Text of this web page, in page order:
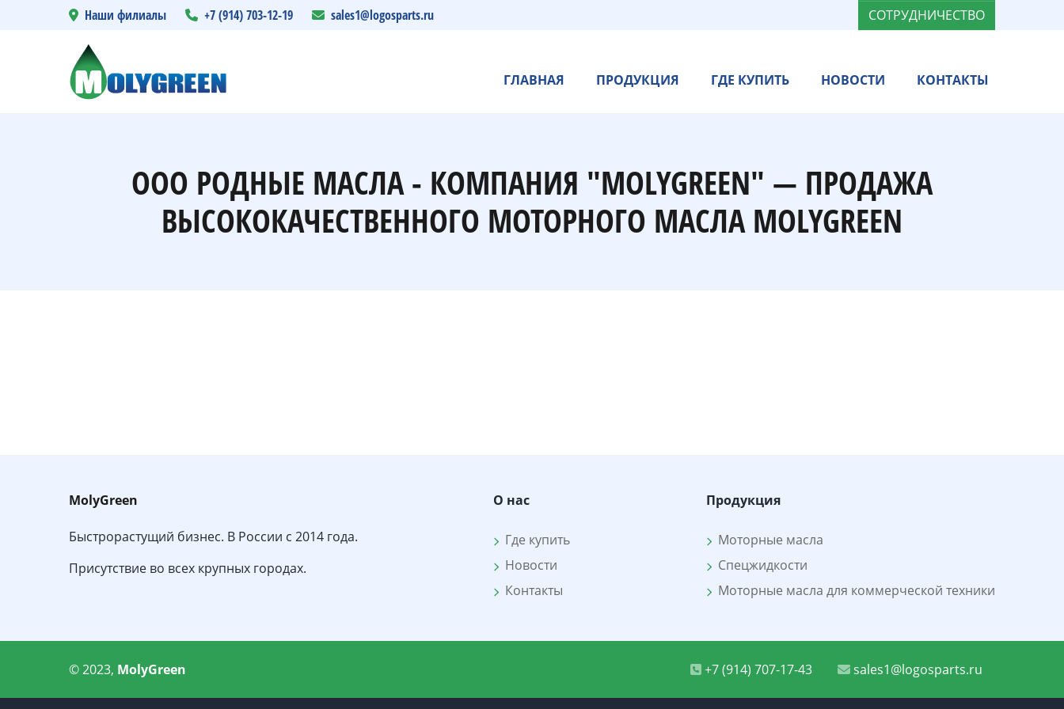
ГЛАВНАЯ ПРОДУКЦИЯ ГДЕ КУПИТЬ НОВОСТИ КОНТАКТЫ
Наши филиалы +7 (914) 703-12-19 sales1@logosparts.ru СОТРУДНИЧЕСТВО
ООО РОДНЫЕ МАСЛА - КОМПАНИЯ "MOLYGREEN" — ПРОДАЖА
ВЫСОКОКАЧЕСТВЕННОГО МОТОРНОГО МАСЛА MOLYGREEN
MolyGreen
Быстрорастущий бизнес. В России с 2014 года.
Присутствие во всех крупных городах.
О нас
Где купить
Новости
Контакты
Продукция
Моторные масла
Спецжидкости
Моторные масла для коммерческой техники
© 2023, MolyGreen +7 (914) 707-17-43 sales1@logosparts.ru